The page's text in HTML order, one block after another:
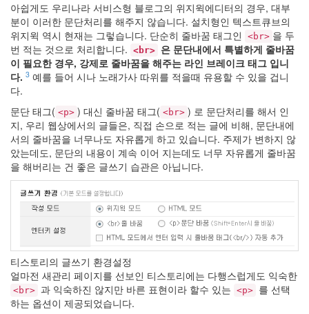
아쉽게도 우리나라 서비스형 블로그의 위지윅에디터의 경우, 대부
분이 이러한 문단처리를 해주지 않습니다. 설치형인 텍스트큐브의
위지윅 역시 현재는 그렇습니다. 단순히 줄바꿈 태그인
<br> 을 두
번 적는 것으로 처리합니다. <br> 은 문단내에서 특별하게 줄바꿈
이 필요한 경우, 강제로 줄바꿈을 해주는 라인 브레이크 태그 입니
다. 3 예를 들어 시나 노래가사 따위를 적을때 유용할 수 있을 겁니
다.
문단 태그( <p> ) 대신 줄바꿈 태그( <br> ) 로 문단처리를 해서 인
지, 우리 웹상에서의 글들은, 직접 손으로 적는 글에 비해, 문단내에
서의 줄바꿈을 너무나도 자유롭게 하고 있습니다. 주제가 변하지 않
았는데도, 문단의 내용이 계속 이어 지는데도 너무 자유롭게 줄바꿈
을 해버리는 건 좋은 글쓰기 습관은 아닙니다.
티스토리의 글쓰기 환경설정
얼마전 새관리 페이지를 선보인 티스토리에는 다행스럽게도 익숙한
<br> 과 익숙하진 않지만 바른 표현이라 할수 있는 <p> 를 선택
하는 옵션이 제공되었습니다.
을
위
한
나
라
는
다
Description
Namie
Amuro
안
자
을